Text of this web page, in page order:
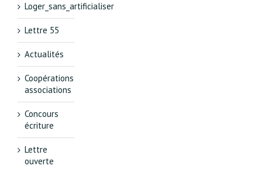
Loger_sans_artificialiser
Lettre 55
Actualités
Coopérations
associations
Concours
écriture
Lettre
ouverte